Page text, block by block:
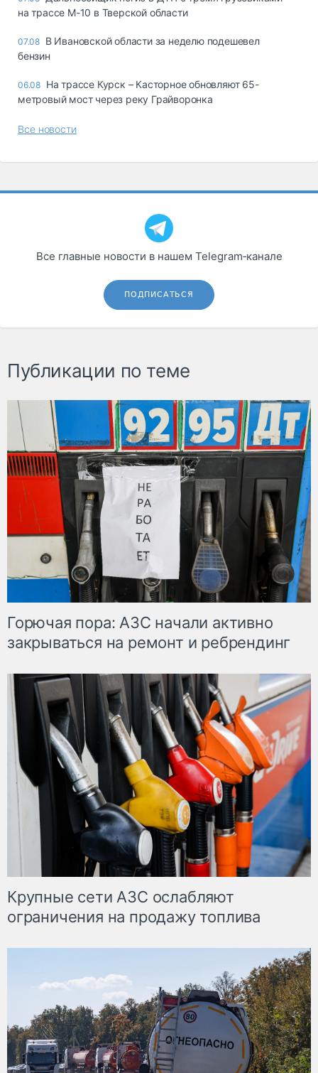
на трассе М-10 в Тверской области
07.08 В Ивановской области за неделю подешевел
бензин
06.08 На трассе Курск – Касторное обновляют 65-
метровый мост через реку Грайворонка
Все новости
Все главные новости в нашем Telegram‑канале
ПОДПИСАТЬСЯ
Публикации по теме
Горючая пора: АЗС начали активно
закрываться на ремонт и ребрендинг
Крупные сети АЗС ослабляют
ограничения на продажу топлива